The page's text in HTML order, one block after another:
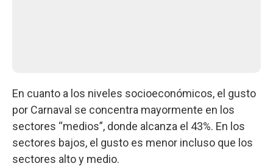
En cuanto a los niveles socioeconómicos, el gusto
por Carnaval se concentra mayormente en los
sectores “medios”, donde alcanza el 43%. En los
sectores bajos, el gusto es menor incluso que los
sectores alto y medio.